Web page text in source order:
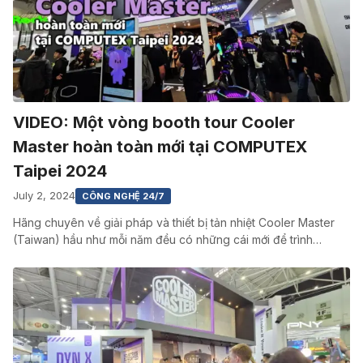
VIDEO: Một vòng booth tour Cooler
Master hoàn toàn mới tại COMPUTEX
Taipei 2024
July 2, 2024 CÔNG NGHỆ 24/7
Hãng chuyên về giải pháp và thiết bị tản nhiệt Cooler Master
(Taiwan) hầu như mỗi năm đều có những cái mới để trình…